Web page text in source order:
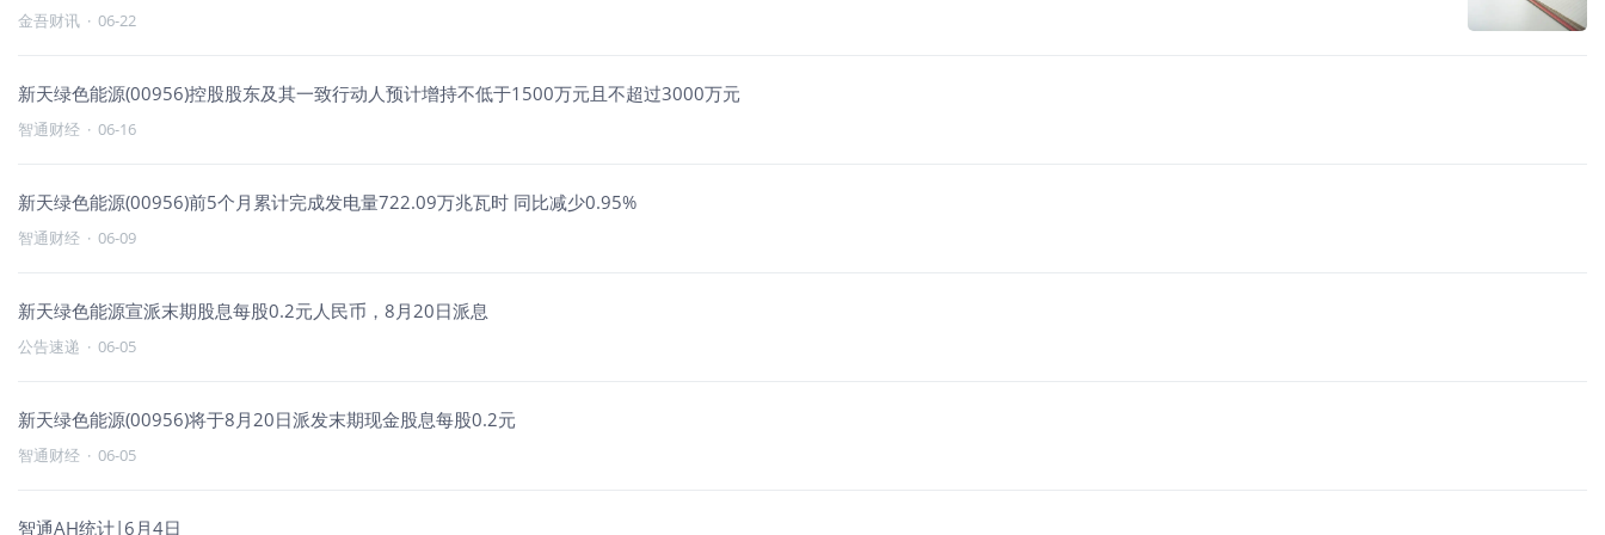
金吾财讯 · 06-22
新天绿色能源(00956)控股股东及其一致行动人预计增持不低于1500万元且不超过3000万元
智通财经 · 06-16
新天绿色能源(00956)前5个月累计完成发电量722.09万兆瓦时 同比减少0.95%
智通财经 · 06-09
新天绿色能源宣派末期股息每股0.2元人民币，8月20日派息
公告速递 · 06-05
新天绿色能源(00956)将于8月20日派发末期现金股息每股0.2元
智通财经 · 06-05
智通AH统计|6月4日